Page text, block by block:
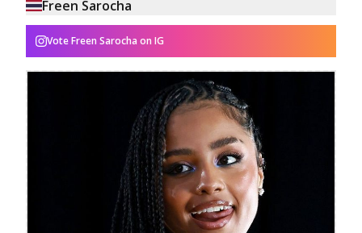
Freen Sarocha
VoteFreen Sarocha on IG